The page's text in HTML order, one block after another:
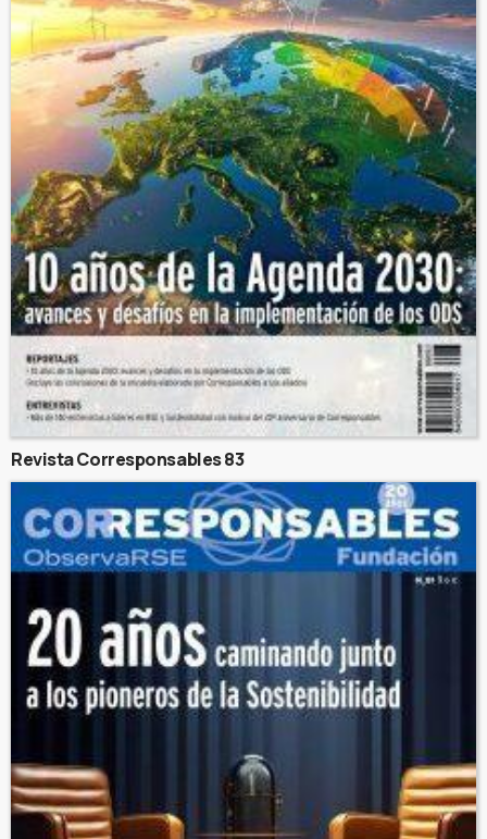
Revista Corresponsables 83